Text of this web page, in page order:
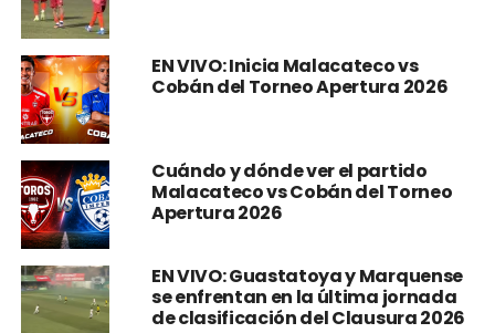
EN VIVO: Inicia Malacateco vs
Cobán del Torneo Apertura 2026
Cuándo y dónde ver el partido
Malacateco vs Cobán del Torneo
Apertura 2026
EN VIVO: Guastatoya y Marquense
se enfrentan en la última jornada
de clasificación del Clausura 2026